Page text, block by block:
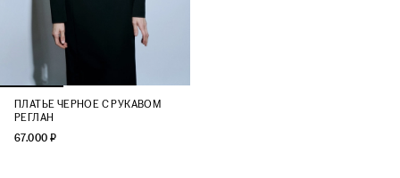
ПЛАТЬЕ ЧЕРНОЕ С РУКАВОМ
РЕГЛАН
67.000 ₽